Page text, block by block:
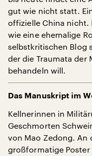
gut wie nicht statt.
offizielle China nicht.
wie eine ehemalige
selbstkritischen Blog
der die Traumata der
behandeln will.
Das Manuskript im
Kellnerinnen in
Geschmorten
von Mao Zedong. An
großformatige Poster